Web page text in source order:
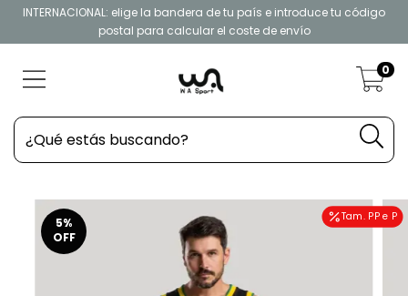
INTERNACIONAL: elige la bandera de tu país e introduce tu código
postal para calcular el coste de envío
0
5%
OFF
Tam. PP e P